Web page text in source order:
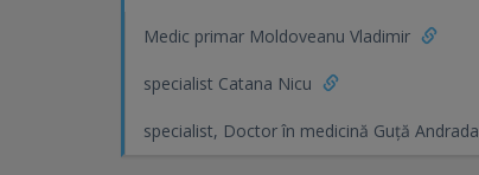
Medic primar Moldoveanu Vladimir
specialist Catana Nicu
specialist, Doctor în medicină Guță Andrada